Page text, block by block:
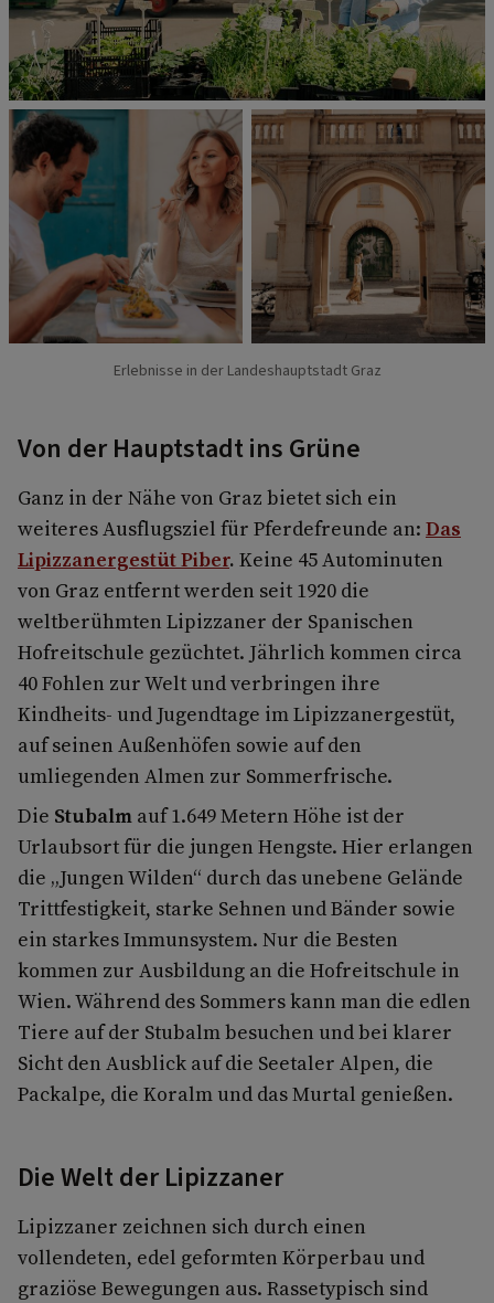
Erlebnisse in der Landeshauptstadt Graz
Von der Hauptstadt ins Grüne
Ganz in der Nähe von Graz bietet sich ein
weiteres Ausflugsziel für Pferdefreunde an: Das
Lipizzanergestüt Piber. Keine 45 Autominuten
von Graz entfernt werden seit 1920 die
weltberühmten Lipizzaner der Spanischen
Hofreitschule gezüchtet. Jährlich kommen circa
40 Fohlen zur Welt und verbringen ihre
Kindheits- und Jugendtage im Lipizzanergestüt,
auf seinen Außenhöfen sowie auf den
umliegenden Almen zur Sommerfrische.
Die Stubalm auf 1.649 Metern Höhe ist der
Urlaubsort für die jungen Hengste. Hier erlangen
die „Jungen Wilden“ durch das unebene Gelände
Trittfestigkeit, starke Sehnen und Bänder sowie
ein starkes Immunsystem. Nur die Besten
kommen zur Ausbildung an die Hofreitschule in
Wien. Während des Sommers kann man die edlen
Tiere auf der Stubalm besuchen und bei klarer
Sicht den Ausblick auf die Seetaler Alpen, die
Packalpe, die Koralm und das Murtal genießen.
Die Welt der Lipizzaner
Lipizzaner zeichnen sich durch einen
vollendeten, edel geformten Körperbau und
graziöse Bewegungen aus. Rassetypisch sind